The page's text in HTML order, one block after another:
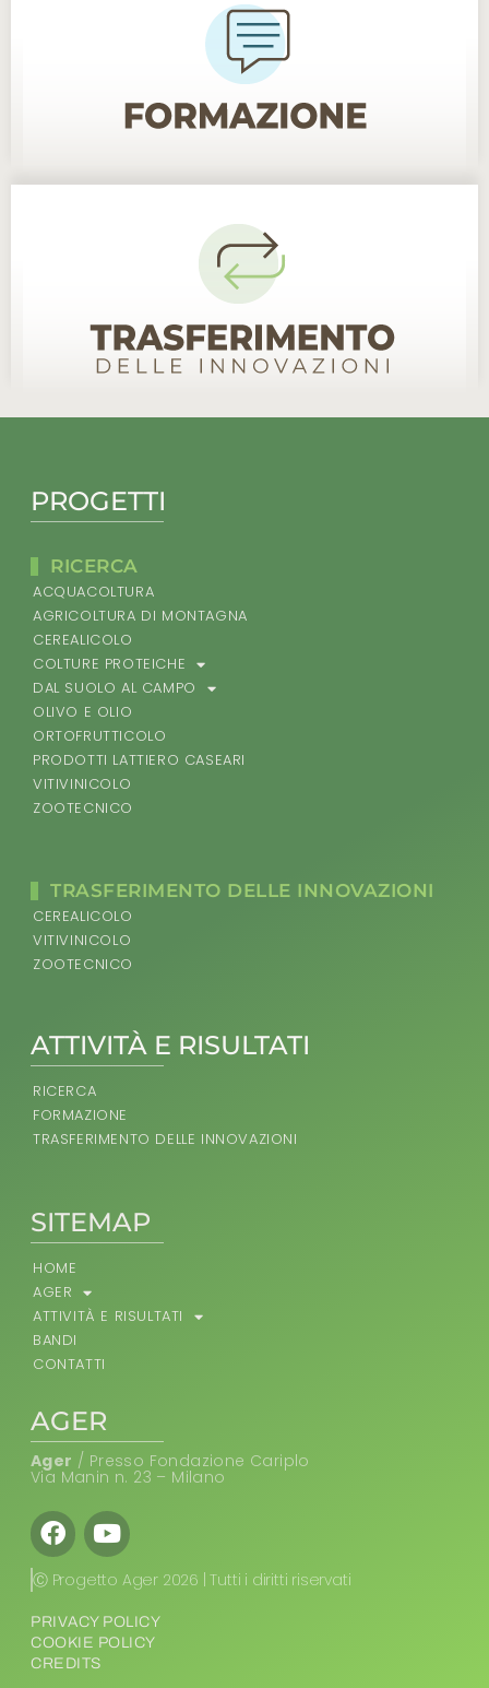
AGER
Ager / Presso Fondazione Cariplo
Via Manin n. 23 – Milano
Facebook
Youtube
ATTIVITÀ E RISULTATI
RICERCA
FORMAZIONE
TRASFERIMENTO DELLE INNOVAZIONI
SITEMAP
HOME
AGER
ATTIVITÀ E RISULTATI
BANDI
CONTATTI
PROGETTI
RICERCA
ACQUACOLTURA
AGRICOLTURA DI MONTAGNA
CEREALICOLO
COLTURE PROTEICHE
DAL SUOLO AL CAMPO
OLIVO E OLIO
ORTOFRUTTICOLO
PRODOTTI LATTIERO CASEARI
VITIVINICOLO
ZOOTECNICO
TRASFERIMENTO DELLE INNOVAZIONI
CEREALICOLO
VITIVINICOLO
ZOOTECNICO
PRIVACY POLICY
COOKIE POLICY
CREDITS
Ⓒ Progetto Ager 2026 | Tutti i diritti riservati